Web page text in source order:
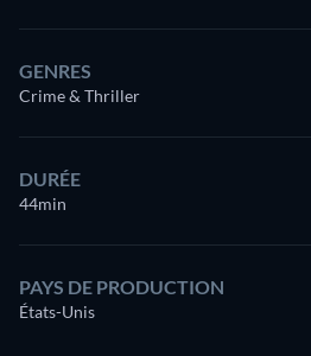
GENRES
Crime & Thriller
DURÉE
44min
PAYS DE PRODUCTION
États-Unis